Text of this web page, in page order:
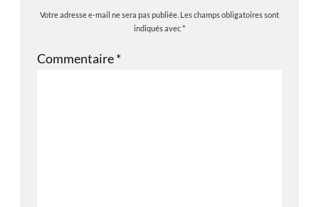
Votre adresse e-mail ne sera pas publiée. Les champs obligatoires sont
indiqués avec*
Commentaire*